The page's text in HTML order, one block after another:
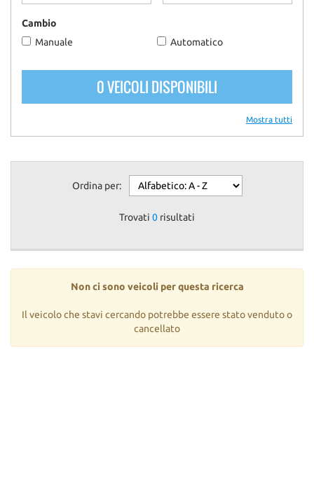
Cambio
Manuale
Automatico
0 VEICOLI DISPONIBILI
Mostra tutti
Ordina per:
Trovati 0 risultati
Non ci sono veicoli per questa ricerca
Il veicolo che stavi cercando potrebbe essere stato venduto o
cancellato